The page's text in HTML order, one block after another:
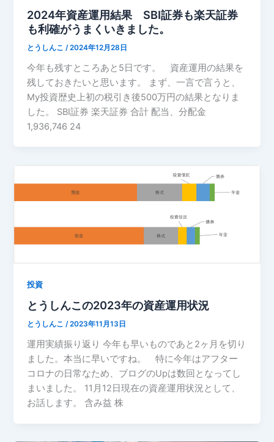
2024年資産運用結果 SBI証券も楽天証券
も利確がうまくいきました。
とうしんこ /2024年12月28日
今年も残すところあと5日です。 資産運用の結果を
残しておきたいと思います。 まず、一言で言うと、
My投資歴史上初の税引き後500万円の結果となりま
した。 SBI証券 楽天証券 合計 配当、分配金
1,936,746 24
投資
とうしんこの2023年の資産運用状況
とうしんこ/2023年11月13日
運用実績振り返り 今年も早いものであと2ヶ月を切り
ました。本当に早いですね。 特に今年はアフター
コロナの日常なため、ブログのUpは数回となってし
まいました。 11月12日現在の資産運用状況として、
お話します。 含み益 株